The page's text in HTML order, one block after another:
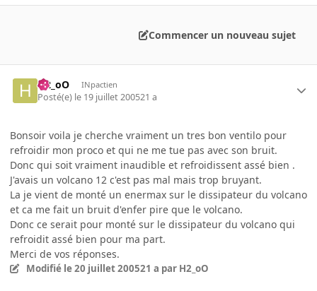
Commencer un nouveau sujet
H2_oO INpactien
Posté(e) le 19 juillet 200521 a
Bonsoir voila je cherche vraiment un tres bon ventilo pour
refroidir mon proco et qui ne me tue pas avec son bruit.
Donc qui soit vraiment inaudible et refroidissent assé bien .
J'avais un volcano 12 c'est pas mal mais trop bruyant.
La je vient de monté un enermax sur le dissipateur du volcano
et ca me fait un bruit d'enfer pire que le volcano.
Donc ce serait pour monté sur le dissipateur du volcano qui
refroidit assé bien pour ma part.
Merci de vos réponses.
Modifié le 20 juillet 200521 a par H2_oO